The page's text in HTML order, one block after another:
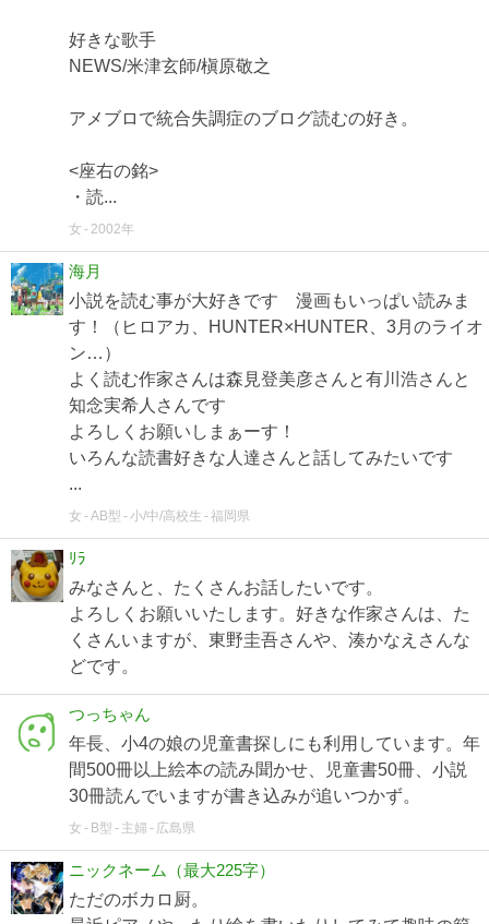
好きな歌手
NEWS/米津玄師/槇原敬之
アメブロで統合失調症のブログ読むの好き。
<座右の銘>
・読...
女 2002年
海月
小説を読む事が大好きです 漫画もいっぱい読みま
す！（ヒロアカ、HUNTER×HUNTER、3月のライオ
ン…）
よく読む作家さんは森見登美彦さんと有川浩さんと
知念実希人さんです
よろしくお願いしまぁーす！
いろんな読書好きな人達さんと話してみたいです
...
女 AB型 小/中/高校生 福岡県
ﾘﾗ
みなさんと、たくさんお話したいです。
よろしくお願いいたします。好きな作家さんは、た
くさんいますが、東野圭吾さんや、湊かなえさんな
どです。
つっちゃん
年長、小4の娘の児童書探しにも利用しています。年
間500冊以上絵本の読み聞かせ、児童書50冊、小説
30冊読んでいますが書き込みが追いつかず。
女 B型 主婦 広島県
ニックネーム（最大225字）
ただのボカロ厨。